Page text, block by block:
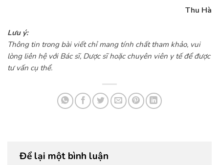
Thu Hà
Lưu ý:
Thông tin trong bài viết chỉ mang tính chất tham khảo, vui
lòng liên hệ với Bác sĩ, Dược sĩ hoặc chuyên viên y tế để được
tư vấn cụ thể.
Để lại một bình luận